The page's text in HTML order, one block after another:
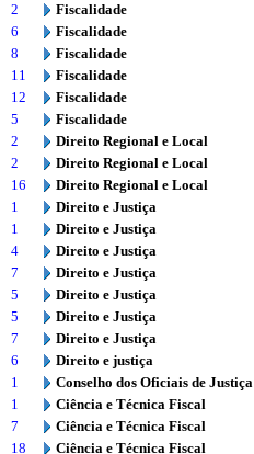
2
Fiscalidade
6
Fiscalidade
8
Fiscalidade
11
Fiscalidade
12
Fiscalidade
5
Fiscalidade
2
Direito Regional e Local
2
Direito Regional e Local
16
Direito Regional e Local
1
Direito e Justiça
1
Direito e Justiça
4
Direito e Justiça
7
Direito e Justiça
5
Direito e Justiça
5
Direito e Justiça
7
Direito e Justiça
6
Direito e justiça
1
Conselho dos Oficiais de Justiça
1
Ciência e Técnica Fiscal
7
Ciência e Técnica Fiscal
18
Ciência e Técnica Fiscal